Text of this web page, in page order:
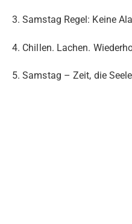
3. Samstag Regel: Keine
4. Chillen. Lachen.
5. Samstag – Zeit, die